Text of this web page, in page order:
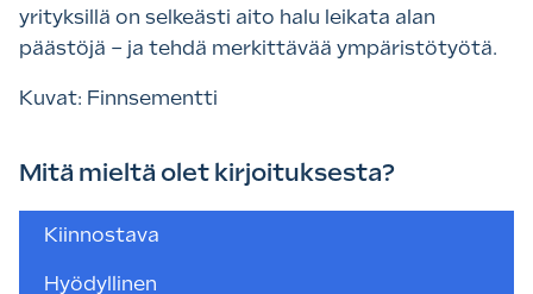
yrityksillä on selkeästi aito halu leikata alan
päästöjä – ja tehdä merkittävää ympäristötyötä.
Kuvat: Finnsementti
Mitä mieltä olet kirjoituksesta?
sopivin
Kiinnostava
Hyödyllinen